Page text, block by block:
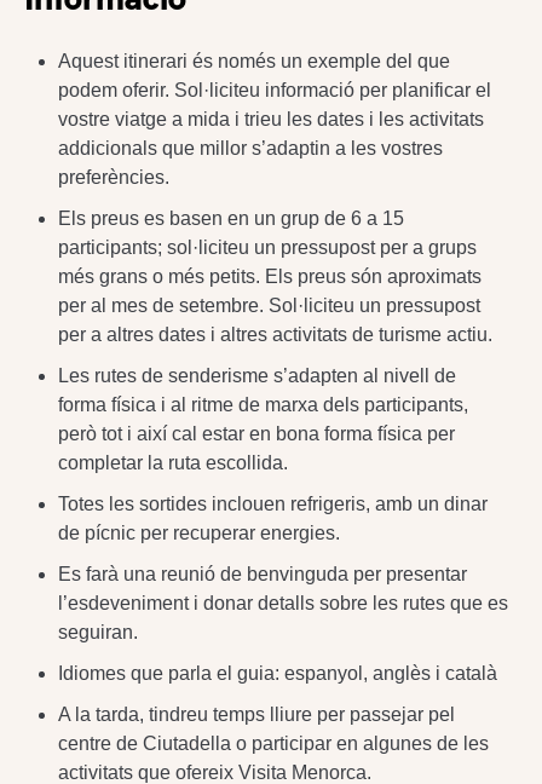
Aquest itinerari és només un exemple del que
podem oferir. Sol·liciteu informació per planificar el
vostre viatge a mida i trieu les dates i les activitats
addicionals que millor s’adaptin a les vostres
preferències.
Els preus es basen en un grup de 6 a 15
participants; sol·liciteu un pressupost per a grups
més grans o més petits. Els preus són aproximats
per al mes de setembre. Sol·liciteu un pressupost
per a altres dates i altres activitats de turisme actiu.
Les rutes de senderisme s’adapten al nivell de
forma física i al ritme de marxa dels participants,
però tot i així cal estar en bona forma física per
completar la ruta escollida.
Totes les sortides inclouen refrigeris, amb un dinar
de pícnic per recuperar energies.
Es farà una reunió de benvinguda per presentar
l’esdeveniment i donar detalls sobre les rutes que es
seguiran.
Idiomes que parla el guia: espanyol, anglès i català
A la tarda, tindreu temps lliure per passejar pel
centre de Ciutadella o participar en algunes de les
activitats que ofereix Visita Menorca.